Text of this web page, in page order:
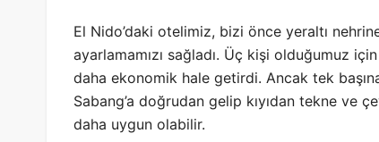
El Nido’daki otelimiz, bizi önce yeraltı
ayarlamamızı sağladı. Üç kişi olduğumuz
daha ekonomik hale getirdi. Ancak tek
Sabang’a doğrudan gelip kıyıdan tekne ve
daha uygun olabilir.